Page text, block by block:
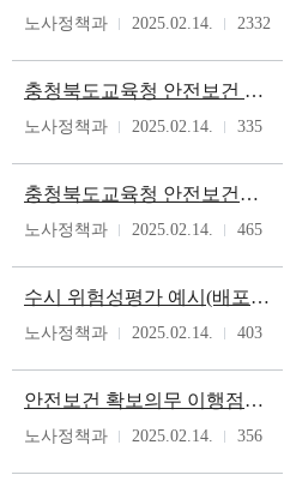
노사정책과 2025.02.14. 2332
충청북도교육청 안전보건 목표 및 경영방침 포스터
노사정책과 2025.02.14. 335
충청북도교육청 안전보건관리규정(개정 전문)
노사정책과 2025.02.14. 465
수시 위험성평가 예시(배포용)
노사정책과 2025.02.14. 403
안전보건 확보의무 이행점검(평가사항 및 점검표 약식)
노사정책과 2025.02.14. 356